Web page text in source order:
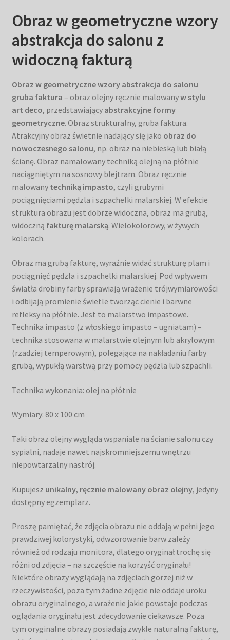
Obraz w geometryczne wzory
abstrakcja do salonu z
widoczną fakturą
Obraz w geometryczne wzory abstrakcja do salonu
gruba faktura – obraz olejny ręcznie malowanyw stylu
art deco, przedstawiający abstrakcyjne formy
geometryczne. Obraz strukturalny, gruba faktura.
Atrakcyjny obraz świetnie nadający się jako obraz do
nowoczesnego salonu, np. obraz na niebieską lub białą
ścianę. Obraz namalowany techniką olejną na płótnie
naciągniętym na sosnowy blejtram. Obraz ręcznie
malowany techniką impasto, czyli grubymi
pociągnięciami pędzla i szpachelki malarskiej. W efekcie
struktura obrazu jest dobrze widoczna, obraz ma grubą,
widoczną fakturę malarską. Wielokolorowy, w żywych
kolorach.
Obraz ma grubą fakturę, wyraźnie widać strukturę plam i
pociągnięć pędzla i szpachelki malarskiej. Pod wpływem
światła drobiny farby sprawiają wrażenie trójwymiarowości
i odbijają promienie świetle tworząc cienie i barwne
refleksy na płótnie. Jest to malarstwo impastowe.
Technika impasto (z włoskiego impasto – ugniatam) –
technika stosowana w malarstwie olejnym lub akrylowym
(rzadziej temperowym), polegająca na nakładaniu farby
grubą, wypukłą warstwą przy pomocy pędzla lub szpachli.
Technika wykonania: olej na płótnie
Wymiary: 80 x 100 cm
Taki obraz olejny wygląda wspaniale na ścianie salonu czy
sypialni, nadaje nawet najskromniejszemu wnętrzu
niepowtarzalny nastrój.
Kupujesz unikalny, ręcznie malowany obraz olejny, jedyny
dostępny egzemplarz.
Proszę pamiętać, że zdjęcia obrazu nie oddają w pełni jego
prawdziwej kolorystyki, odwzorowanie barw zależy
również od rodzaju monitora, dlatego oryginał trochę się
różni od zdjęcia – na szczęście na korzyść oryginału!
Niektóre obrazy wyglądają na zdjęciach gorzej niż w
rzeczywistości, poza tym żadne zdjęcie nie oddaje uroku
obrazu oryginalnego, a wrażenie jakie powstaje podczas
oglądania oryginału jest zdecydowanie ciekawsze. Poza
tym oryginalne obrazy posiadają zwykle naturalną fakturę,